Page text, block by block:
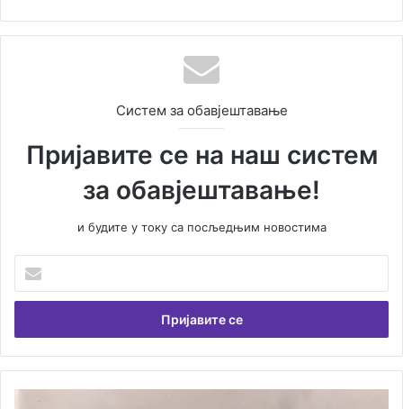
Систем за обавјештавање
Пријавите се на наш систем
за обавјештавање!
и будите у току са посљедњим новостима
е
и
т